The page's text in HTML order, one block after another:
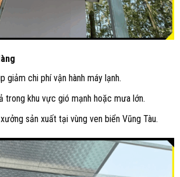
giảm chi phí vận hành máy lạnh.
trong khu vực gió mạnh hoặc mưa lớn.
sản xuất tại vùng ven biển Vũng Tàu.